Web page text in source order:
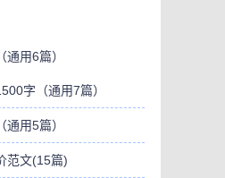
用6篇）
字（通用7篇）
用5篇）
范文(15篇)